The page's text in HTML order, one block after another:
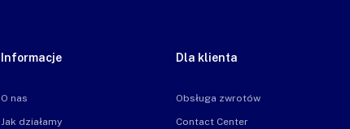
Informacje
O nas
Jak działamy
Dla klienta
Obsługa zwrotów
Contact Center